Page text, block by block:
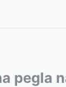
pegla